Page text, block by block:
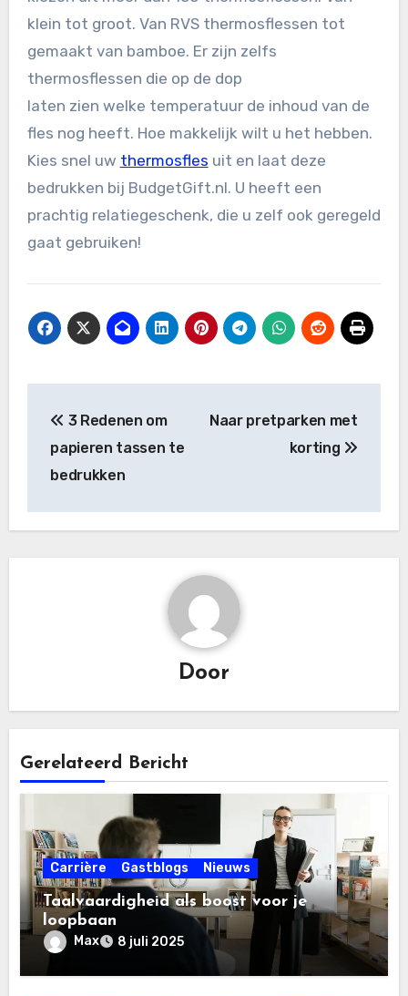
klein tot groot. Van RVS thermosflessen tot
gemaakt van bamboe. Er zijn zelfs
thermosflessen die op de dop
laten zien welke temperatuur de inhoud van de
fles nog heeft. Hoe makkelijk wilt u het hebben.
Kies snel uw thermosfles uit en laat deze
bedrukken bij BudgetGift.nl. U heeft een
prachtig relatiegeschenk, die u zelf ook geregeld
gaat gebruiken!
navigatie
3 Redenen om
papieren tassen te
bedrukken
Naar pretparken met
korting
Door
Gerelateerd Bericht
Carrière Gastblogs Nieuws
Taalvaardigheid als boost voor je
loopbaan
Max 8 juli 2025